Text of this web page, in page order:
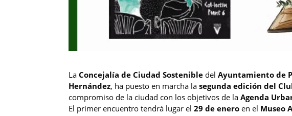
LaConcejalía de Ciudad Sostenible delAyuntamiento de
Hernández, ha puesto en marcha lasegunda edición del
compromiso de la ciudad con los objetivos de laAgenda
El primer encuentro tendrá lugar el29 de enero en el Museo